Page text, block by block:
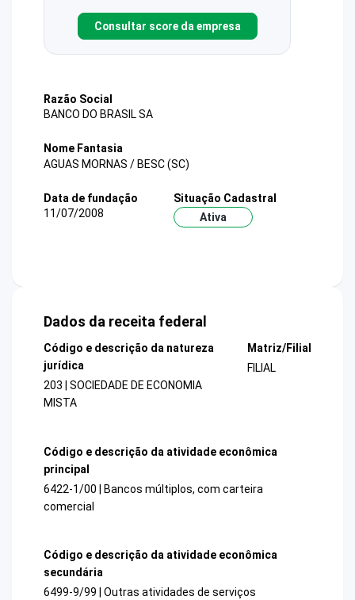
Consultar score da empresa
Razão Social
BANCO DO BRASIL SA
Nome Fantasia
AGUAS MORNAS / BESC (SC)
Data de fundação
11/07/2008
Situação Cadastral
Ativa
Dados da receita federal
Código e descrição da natureza
jurídica
203 | SOCIEDADE DE ECONOMIA
MISTA
Matriz/Filial
FILIAL
Código e descrição da atividade econômica
principal
6422-1/00 | Bancos múltiplos, com carteira
comercial
Código e descrição da atividade econômica
secundária
6499-9/99 | Outras atividades de serviços